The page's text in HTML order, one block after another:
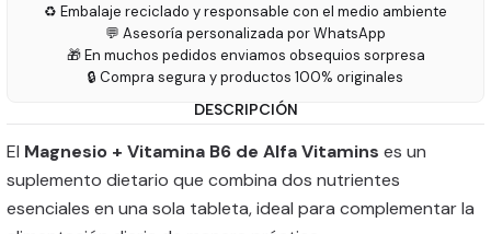
♻️ Embalaje reciclado y responsable con el medio ambiente
💬 Asesoría personalizada por WhatsApp
🎁 En muchos pedidos enviamos obsequios sorpresa
🔒 Compra segura y productos 100% originales
DESCRIPCIÓN
El Magnesio + Vitamina B6 de Alfa Vitamins es un
suplemento dietario que combina dos nutrientes
esenciales en una sola tableta, ideal para complementar la